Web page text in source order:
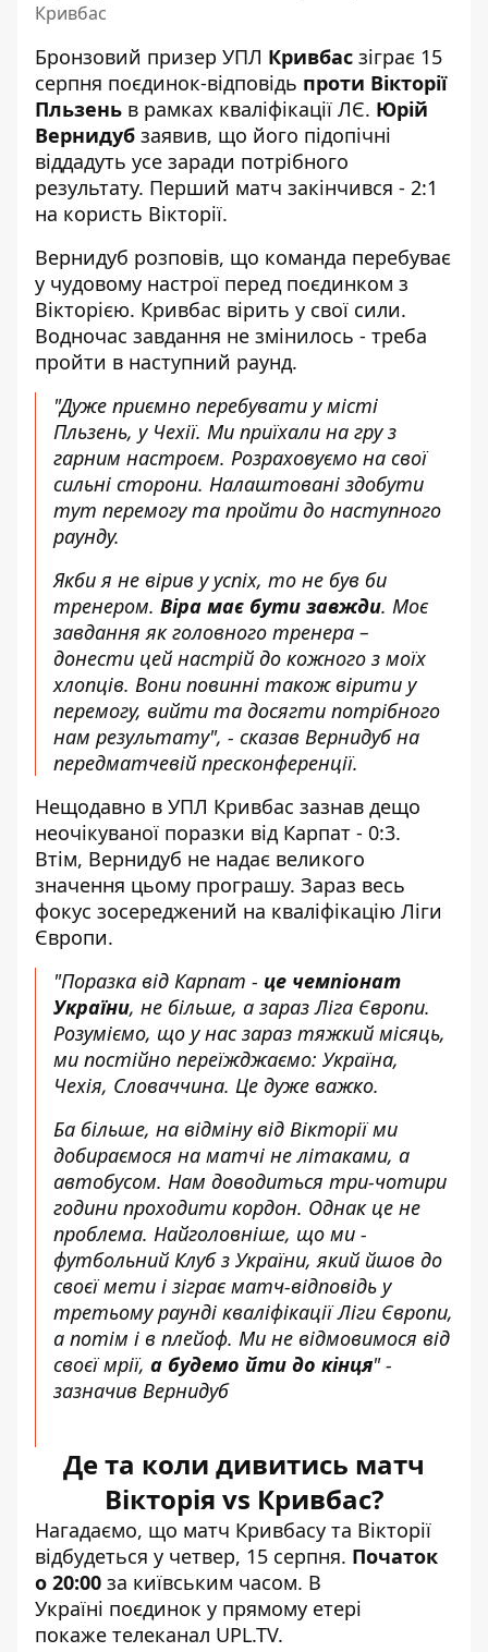
Кривбас
Бронзовий призер УПЛ Кривбас зіграє 15
серпня поєдинок-відповідь проти Вікторії
Пльзень в рамках кваліфікації ЛЄ. Юрій
Вернидуб заявив, що його підопічні
віддадуть усе заради потрібного
результату. Перший матч закінчився - 2:1
на користь Вікторії.
Вернидуб розповів, що команда перебуває
у чудовому настрої перед поєдинком з
Вікторією. Кривбас вірить у свої сили.
Водночас завдання не змінилось - треба
пройти в наступний раунд.
"Дуже приємно перебувати у місті
Пльзень, у Чехії. Ми приїхали на гру з
гарним настроєм. Розраховуємо на свої
сильні сторони. Налаштовані здобути
тут перемогута пройти до наступного
раунду.
Якби я не вірив у успіх, то не був би
тренером. Віра має бути завжди. Моє
завдання як головного тренера –
донести цей настрій до кожного з моїх
хлопців. Вони повинні також вірити у
перемогу, вийти та досягти потрібного
нам результату", - сказав Вернидуб на
передматчевій пресконференції.
Нещодавно в УПЛ Кривбас зазнав дещо
неочікуваної поразки від Карпат - 0:3.
Втім, Вернидуб не надає великого
значення цьому програшу. Зараз весь
фокус зосереджений на кваліфікацію Ліги
Європи.
"Поразка від Карпат - це чемпіонат
України, не більше, а зараз Ліга Європи.
Розуміємо, що у нас зараз тяжкий місяць,
ми постійно переїжджаємо: Україна,
Чехія, Словаччина. Це дуже важко.
Ба більше, на відміну від Вікторії ми
добираємося на матчі не літаками, а
автобусом. Нам доводиться три-чотири
години проходити кордон. Однак це не
проблема. Найголовніше, що ми -
футбольний Клуб з України, який йшов до
своєї мети і зіграє матч-відповідь у
третьому раунді кваліфікації Ліги Європи,
а потім і в плейоф. Ми не відмовимося від
своєї мрії, а будемо йти до кінця" -
зазначив Вернидуб
Де та коли дивитись матч
Вікторія vs Кривбас?
Нагадаємо, що матч Кривбасу та Вікторії
відбудеться у четвер, 15 серпня. Початок
о 20:00 за київським часом. В
Україні поєдинок у прямому етері
покаже телеканал UPL.TV.